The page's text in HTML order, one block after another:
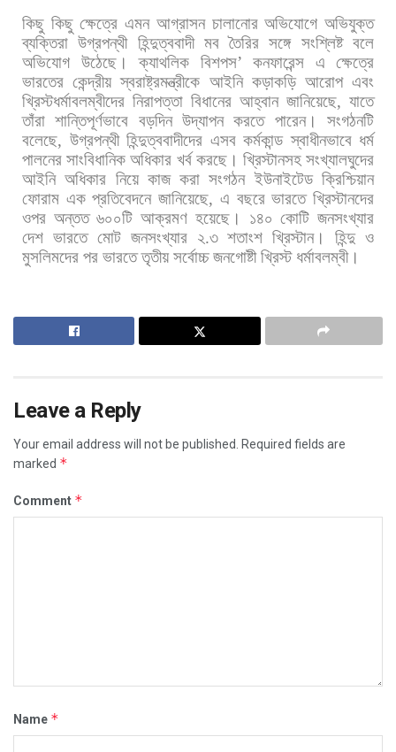
কিছু কিছু ক্ষেত্রে এমন আগ্রাসন চালানোর অভিযোগে অভিযুক্ত
ব্যক্তিরা উগ্রপন্থী হিন্দুত্ববাদী মব তৈরির সঙ্গে সংশ্লিষ্ট বলে
অভিযোগ
উঠেছে। ক্যাথলিক বিশপস’ কনফারেন্স এ
ক্ষেত্রে
ভারতের কেন্দ্রীয় স্বরাষ্ট্রমন্ত্রীকে আইনি কড়াকড়ি আরোপ এবং
খ্রিস্টধর্মাবলম্বীদের নিরাপত্তা বিধানের আহ্বান জানিয়েছে, যাতে
তাঁরা শান্তিপূর্ণভাবে বড়দিন উদ্যাপন করতে পারেন।
সংগঠনটি
বলেছে, উগ্রপন্থী হিন্দুত্ববাদীদের এসব কর্মকান্ড স্বাধীনভাবে ধর্ম
পালনের সাংবিধানিক অধিকার খর্ব করছে। খ্রিস্টানসহ সংখ্যালঘুদের
আইনি অধিকার নিয়ে কাজ করা সংগঠন ইউনাইটেড ক্রিশ্চিয়ান
ফোরাম এক প্রতিবেদনে জানিয়েছে, এ বছরে ভারতে খ্রিস্টানদের
ওপর অন্তত ৬০০টি আক্রমণ হয়েছে। ১৪০ কোটি জনসংখ্যার
দেশ ভারতে মোট জনসংখ্যার ২.৩ শতাংশ খ্রিস্টান। হিন্দু ও
মুসলিমদের পর ভারতে তৃতীয় সর্বোচ্চ জনগোষ্টী খ্রিস্ট ধর্মাবলম্বী।
Leave a Reply
Your email address will not be published.
Required fields are
marked *
Comment *
Name *